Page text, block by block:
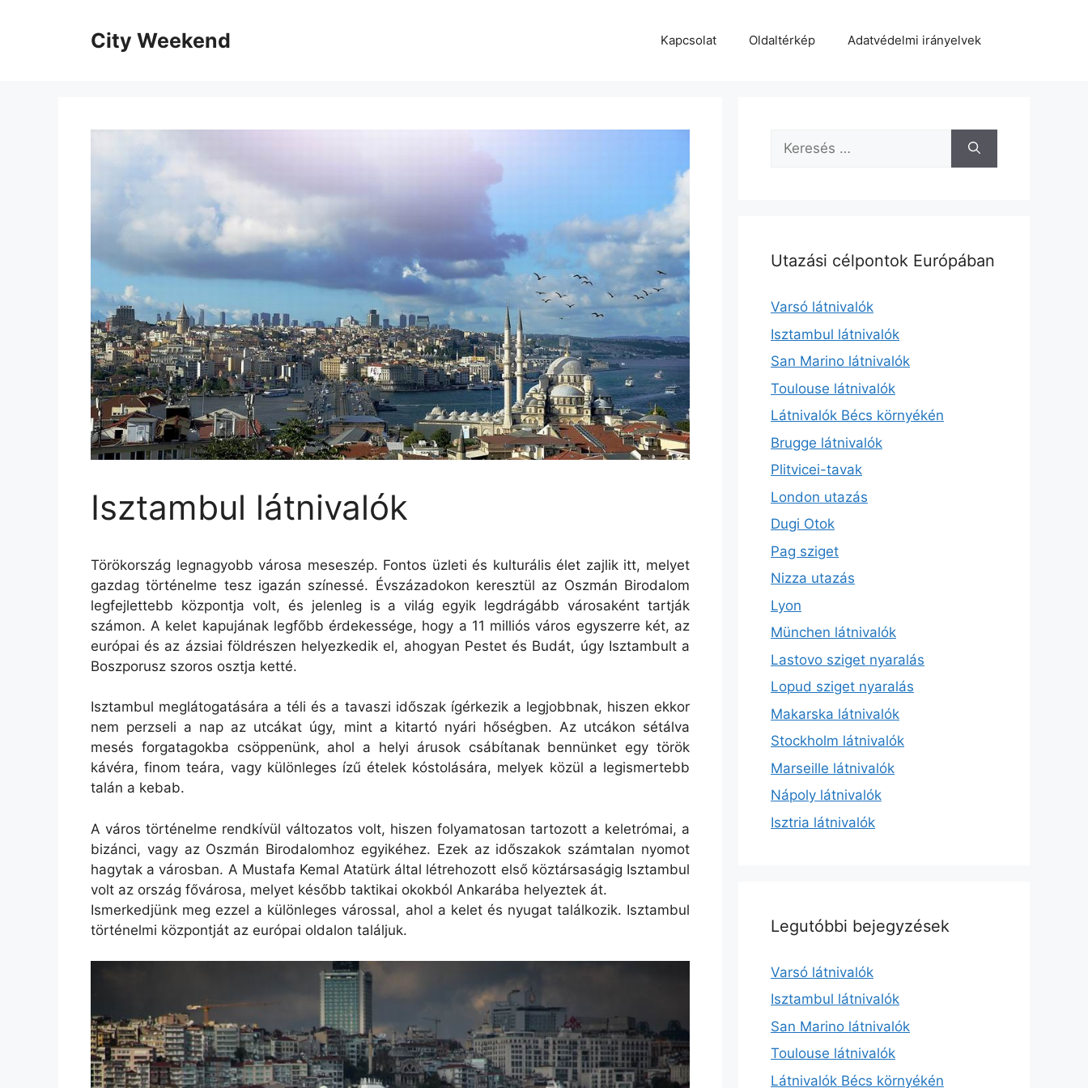
City Weekend Kapcsolat Oldaltérkép Adatvédelmi irányelvek
Isztambul látnivalók
Törökország legnagyobb városa meseszép. Fontos üzleti és kulturális élet zajlik itt, melyet
gazdag történelme tesz igazán színessé. Évszázadokon keresztül az Oszmán Birodalom
legfejlettebb központja volt, és jelenleg is a világ egyik legdrágább városaként tartják
számon. A kelet kapujának legfőbb érdekessége, hogy a 11 milliós város egyszerre két, az
európai és az ázsiai földrészen helyezkedik el, ahogyan Pestet és Budát, úgy Isztambult a
Boszporusz szoros osztja ketté.
Isztambul meglátogatására a téli és a tavaszi időszak ígérkezik a legjobbnak, hiszen ekkor
nem perzseli a nap az utcákat úgy, mint a kitartó nyári hőségben. Az utcákon sétálva
mesés forgatagokba csöppenünk, ahol a helyi árusok csábítanak bennünket egy török
kávéra, finom teára, vagy különleges ízű ételek kóstolására, melyek közül a legismertebb
talán a kebab.
A város történelme rendkívül változatos volt, hiszen folyamatosan tartozott a keletrómai, a
bizánci, vagy az Oszmán Birodalomhoz egyikéhez. Ezek az időszakok számtalan nyomot
hagytak a városban. A Mustafa Kemal Atatürk által létrehozott első köztársaságig Isztambul
volt az ország fővárosa, melyet később taktikai okokból Ankarába helyeztek át.
Ismerkedjünk meg ezzel a különleges várossal, ahol a kelet és nyugat találkozik. Isztambul
történelmi központját az európai oldalon találjuk.
Keresés:
Utazási célpontok Európában
Varsó látnivalók
Isztambul látnivalók
San Marino látnivalók
Toulouse látnivalók
Látnivalók Bécs környékén
Brugge látnivalók
Plitvicei-tavak
London utazás
Dugi Otok
Pag sziget
Nizza utazás
Lyon
München látnivalók
Lastovo sziget nyaralás
Lopud sziget nyaralás
Makarska látnivalók
Stockholm látnivalók
Marseille látnivalók
Nápoly látnivalók
Isztria látnivalók
Legutóbbi bejegyzések
Varsó látnivalók
Isztambul látnivalók
San Marino látnivalók
Toulouse látnivalók
Látnivalók Bécs környékén